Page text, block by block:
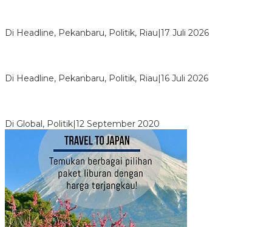
Di Headline, Pekanbaru, Politik, Riau|17 Juli 2026
Di Headline, Pekanbaru, Politik, Riau|16 Juli 2026
Di Global, Politik|12 September 2020